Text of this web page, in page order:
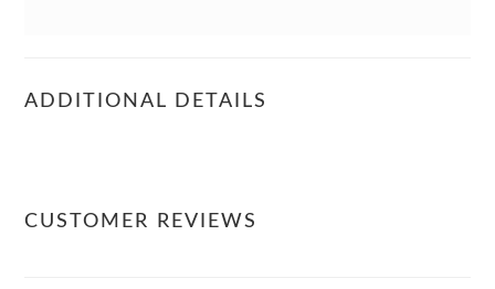
ADDITIONAL DETAILS
CUSTOMER REVIEWS